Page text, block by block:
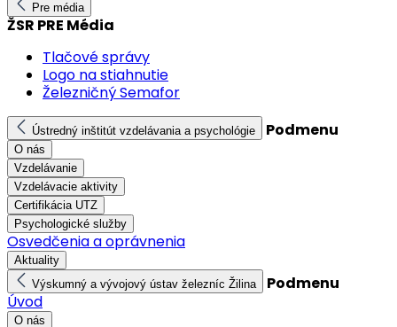
Pre média
ŽSR PRE Média
Tlačové správy
Logo na stiahnutie
Železničný Semafor
Ústredný inštitút vzdelávania a psychológie Podmenu
O nás
Vzdelávanie
Vzdelávacie aktivity
Certifikácia UTZ
Psychologické služby
Osvedčenia a oprávnenia
Aktuality
Výskumný a vývojový ústav železníc Žilina
Podmenu
Úvod
O nás